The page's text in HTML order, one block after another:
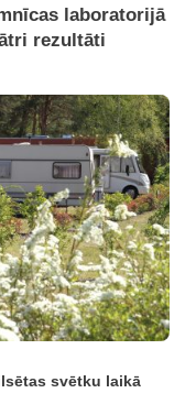
laboratorijā
rezultāti
svētku laikā